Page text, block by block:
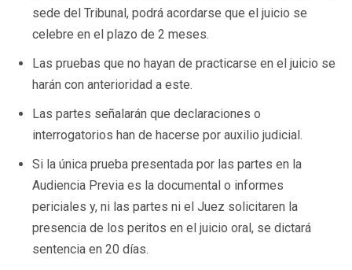
sede del Tribunal, podrá acordarse que el juicio se
celebre en el plazo de 2 meses.
Las pruebas que no hayan de practicarse en el juicio se
harán con anterioridad a este.
Las partes señalarán que declaraciones o
interrogatorios han de hacerse por auxilio judicial.
Si la única prueba presentada por las partes en la
Audiencia Previa es la documental o informes
periciales y, ni las partes ni el Juez solicitaren la
presencia de los peritos en el juicio oral, se dictará
sentencia en 20 días.